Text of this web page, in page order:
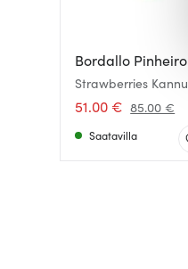
Bordallo Pinheiro
Strawberries Kannu
Vihreä/Punainen
51.00 € 85.00 €
Saatavilla